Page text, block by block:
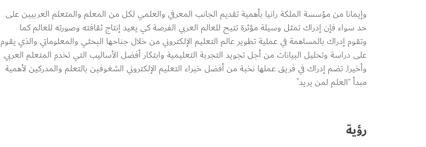
وإيمانا من مؤسسة الملكة رانيا بأهمية تقديم الجانب المعرفي والعلمي لكل من المعلم والمتعلم العربيين على
حد سواء فإن إدراك تمثل وسيلة مؤثرة تتيح للعالم العربي الفرصة كي يعيد إنتاج ثقافته وصورته للعالم كما
وتقوم إدراك بالمساهمة في عملية تطوير عالم التعليم الإلكتروني من خلال جناحها البحثي والمعلوماتي والذي يقوم
على دراسة وتحليل البيانات من أجل تجويد التجربة التعليمية وابتكار أفضل الأساليب التي تخدم المتعلم العربي.
وأخيرا, تضم إدراك في فريق عملها نخبة من أفضل خبراء التعليم الإلكتروني الشغوفين بالتعلم والمدركين لأهمية
مبدأ “العلم لمن يريد”
رؤية